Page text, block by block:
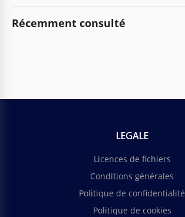
Récemment consulté
LEGALE
Licences de fichiers
Conditions générales
Politique de confidentialité
Politique de cookies